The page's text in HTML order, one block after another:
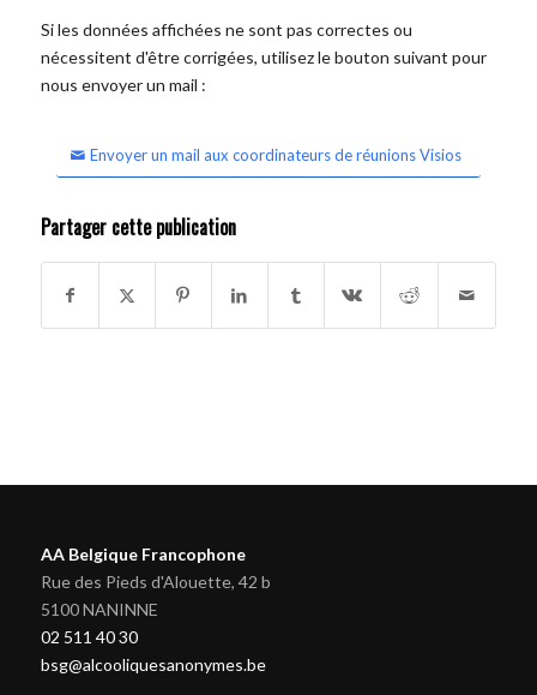
Si les données affichées ne sont pas correctes ou
nécessitent d'être corrigées, utilisez le bouton suivant pour
nous envoyer un mail :
Envoyer un mail aux coordinateurs de réunions Visios
Partager cette publication
AA Belgique Francophone
Rue des Pieds d'Alouette, 42 b
5100 NANINNE
02 511 40 30
bsg@alcooliquesanonymes.be